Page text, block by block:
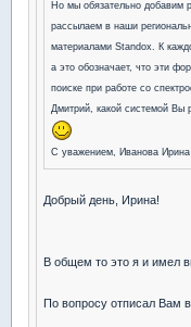
Но мы обязательно добавим
рассылаем в наши
материалами Standox. К
а это обозначает, что эти
поиске при работе со
Дмитрий, какой системой Вы
С уважением, Иванова Ирина
Добрый день, Ирина!
В общем то это я и имел
По вопросу отписал Вам